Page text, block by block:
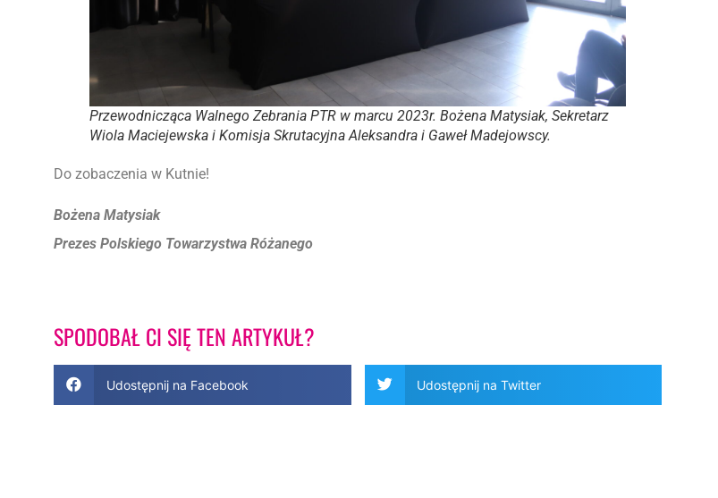
Przewodnicząca Walnego Zebrania PTR w marcu 2023r. Bożena Matysiak, Sekretarz
Wiola Maciejewska i Komisja Skrutacyjna Aleksandra i Gaweł Madejowscy.
Do zobaczenia w Kutnie!
Bożena Matysiak
Prezes Polskiego Towarzystwa Różanego
SPODOBAŁ CI SIĘ TEN ARTYKUŁ?
Udostępnij na Facebook Udostępnij na Twitter